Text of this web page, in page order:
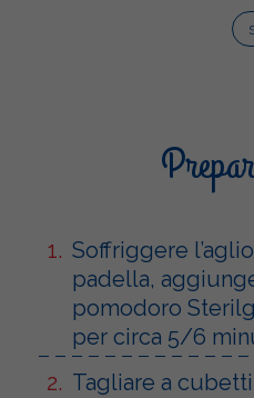
Soffriggere
padella,
pomodoro
per circa 5/6
Tagliare a